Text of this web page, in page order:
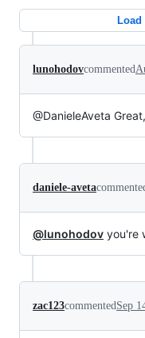
lunohodovcommented
@DanieleAveta
daniele-aveta
@lunohodov you're
zac123commentedSep